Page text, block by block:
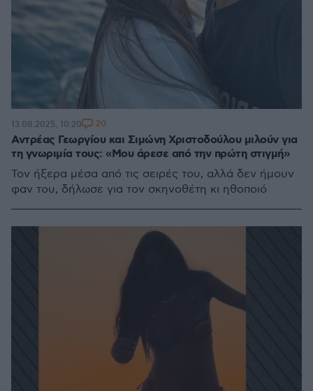
Αντρέας Γεωργίου και Σιμώνη Χριστοδούλου μιλούν για
τη γνωριμία τους: «Μου άρεσε από την πρώτη στιγμή»
Τον ήξερα μέσα από τις σειρές του, αλλά δεν ήμουν
φαν του, δήλωσε για τον σκηνοθέτη κι ηθοποιό
13.08.2025, 10:20 20